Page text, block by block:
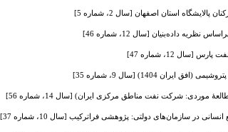
استان اصفهان [سال 2، شماره 5]
داده‌بنیان [سال 12، شماره 46]
12، شماره 47]
1404) [سال 9، شماره 35]
شرکت نفت مناطق مرکزی ایران) [سال 14، شماره 56]
در سازمان‌های دولتی: پژوهشی فراترکیب [سال 10، شماره 37]